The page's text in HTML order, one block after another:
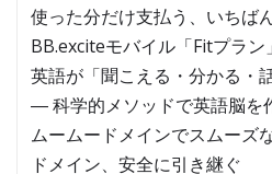
使った分だけ支払う、いちば
BB.exciteモバイル「Fitプラン
英語が「聞こえる・分かる・
― 科学的メソッドで英語脳を
ムームードメインでスムーズ
ドメイン、安全に引き継ぐ